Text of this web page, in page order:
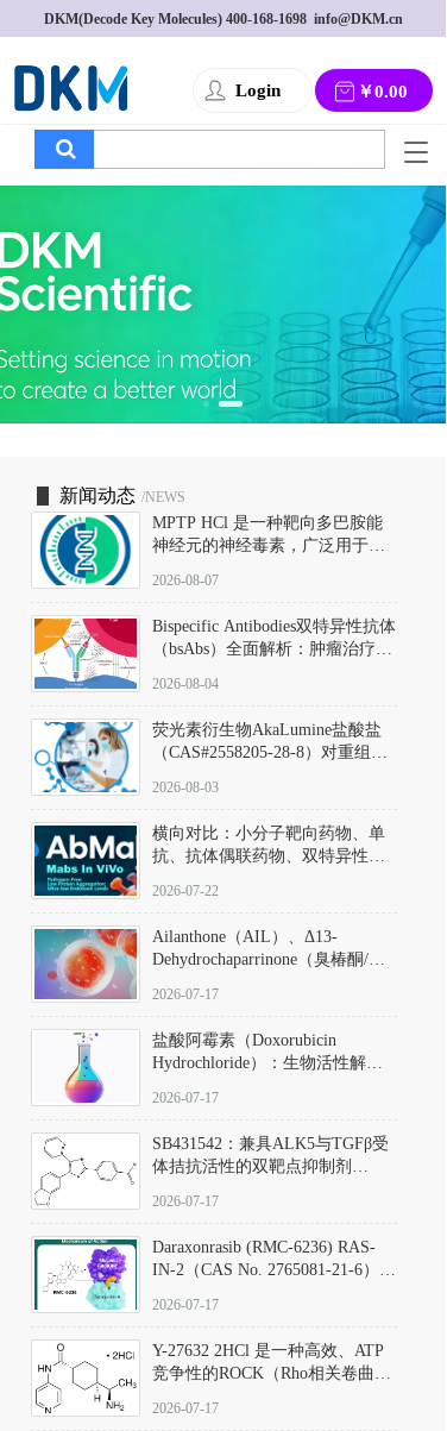
DKM(Decode Key Molecules) 400-168-1698
  info@DKM.cn
Login ￥0.00
T
g
g
l
a
v
i
g
a
新闻动态 /NEWS
MPTP HCl 是一种靶向多巴胺能
神经元的神经毒素，广泛用于构
以盐酸盐形式存在，可触发线粒
体介导的神经元凋亡。其经典应
用即为选择性损毁中脑黑质致密
部多巴胺能神经元，从而可靠模
拟帕金森病的核心病理与行为表
2026-08-07
Bispecific Antibodies双特异性抗体
（bsAbs）全面解析：肿瘤治疗的
2026-08-04
荧光素衍生物AkaLumine盐酸盐
（CAS#2558205-28-8）对重组萤
数（Km）为2.06 μM；其近红外
发光特性赋予优异的组织穿透能
力，大幅增强成像信噪比，从而
实现活体动物模型中极低给药剂
量下的高灵敏度、非侵入式生物
2026-08-03
横向对比：小分子靶向药物、单
抗、抗体偶联药物、双特异性抗
及应用瓶颈
2026-07-22
Ailanthone（AIL）、Δ13-
Dehydrochaparrinone（臭椿酮/臭
DKM货号 D806885
2026-07-17
盐酸阿霉素（Doxorubicin
Hydrochloride）：生物活性解
范
2026-07-17
SB431542：兼具ALK5与TGFβ受
体拮抗活性的双靶点抑制剂
D801067）
2026-07-17
Daraxonrasib (RMC-6236) RAS-
IN-2（CAS No. 2765081-21-6）：
向KRAS/NRAS/HRAS的广谱RAS
2026-07-17
Y-27632 2HCl 是一种高效、ATP
竞争性的ROCK（Rho相关卷曲螺
同等抑制ROCK1与ROCK2；其通
2026-07-17